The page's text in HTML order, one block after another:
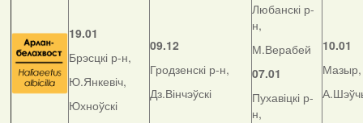
19.01
Брэсцкі р-н,
Ю.Янкевіч,
Юхноўскі
09.12
Гродзенскі р-н,
Дз.Вінчэўскі
Любанскі р-
н,
М.Верабей
07.01
Пухавіцкі р-
н,
10.01
Мазыр,